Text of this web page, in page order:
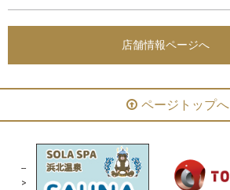
店舗情報ページへ
ページトップへ
--
>